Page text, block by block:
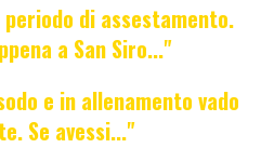
periodo di assestamento.
a San Siro..."
e in allenamento vado
Se avessi..."